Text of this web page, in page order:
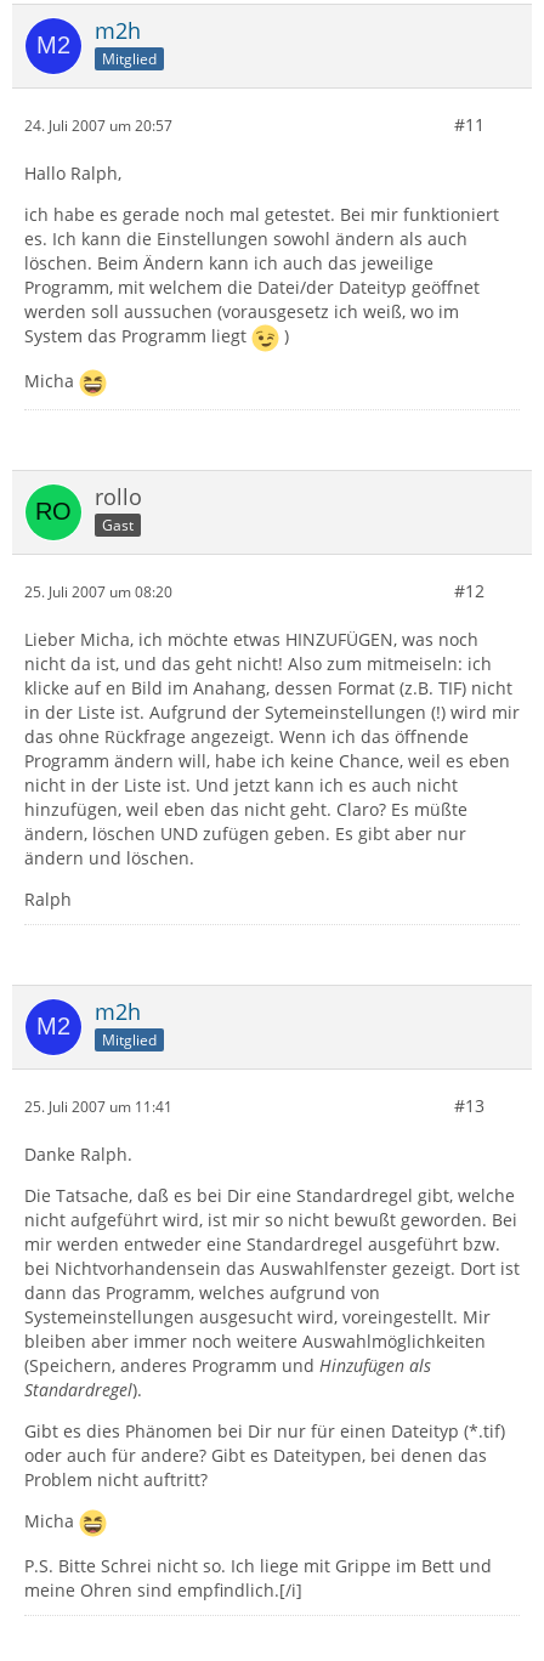
m2h
Mitglied
24. Juli 2007 um 20:57 #11
Hallo Ralph,
ich habe es gerade noch mal getestet. Bei mir funktioniert
es. Ich kann die Einstellungen sowohl ändern als auch
löschen. Beim Ändern kann ich auch das jeweilige
Programm, mit welchem die Datei/der Dateityp geöffnet
werden soll aussuchen (vorausgesetz ich weiß, wo im
System das Programm liegt
)
Micha
rollo
Gast
25. Juli 2007 um 08:20 #12
Lieber Micha, ich möchte etwas HINZUFÜGEN, was noch
nicht da ist, und das geht nicht! Also zum mitmeiseln: ich
klicke auf en Bild im Anahang, dessen Format (z.B. TIF) nicht
in der Liste ist. Aufgrund der Sytemeinstellungen (!) wird mir
das ohne Rückfrage angezeigt. Wenn ich das öffnende
Programm ändern will, habe ich keine Chance, weil es eben
nicht in der Liste ist. Und jetzt kann ich es auch nicht
hinzufügen, weil eben das nicht geht. Claro? Es müßte
ändern, löschen UND zufügen geben. Es gibt aber nur
ändern und löschen.
Ralph
m2h
Mitglied
25. Juli 2007 um 11:41 #13
Danke Ralph.
Die Tatsache, daß es bei Dir eine Standardregel gibt, welche
nicht aufgeführt wird, ist mir so nicht bewußt geworden. Bei
mir werden entweder eine Standardregel ausgeführt bzw.
bei Nichtvorhandensein das Auswahlfenster gezeigt. Dort ist
dann das Programm, welches aufgrund von
Systemeinstellungen ausgesucht wird, voreingestellt. Mir
bleiben aber immer noch weitere Auswahlmöglichkeiten
(Speichern, anderes Programm und Hinzufügen als
Standardregel).
Gibt es dies Phänomen bei Dir nur für einen Dateityp (*.tif)
oder auch für andere? Gibt es Dateitypen, bei denen das
Problem nicht auftritt?
Micha
P.S. Bitte Schrei nicht so. Ich liege mit Grippe im Bett und
meine Ohren sind empfindlich.[/i]